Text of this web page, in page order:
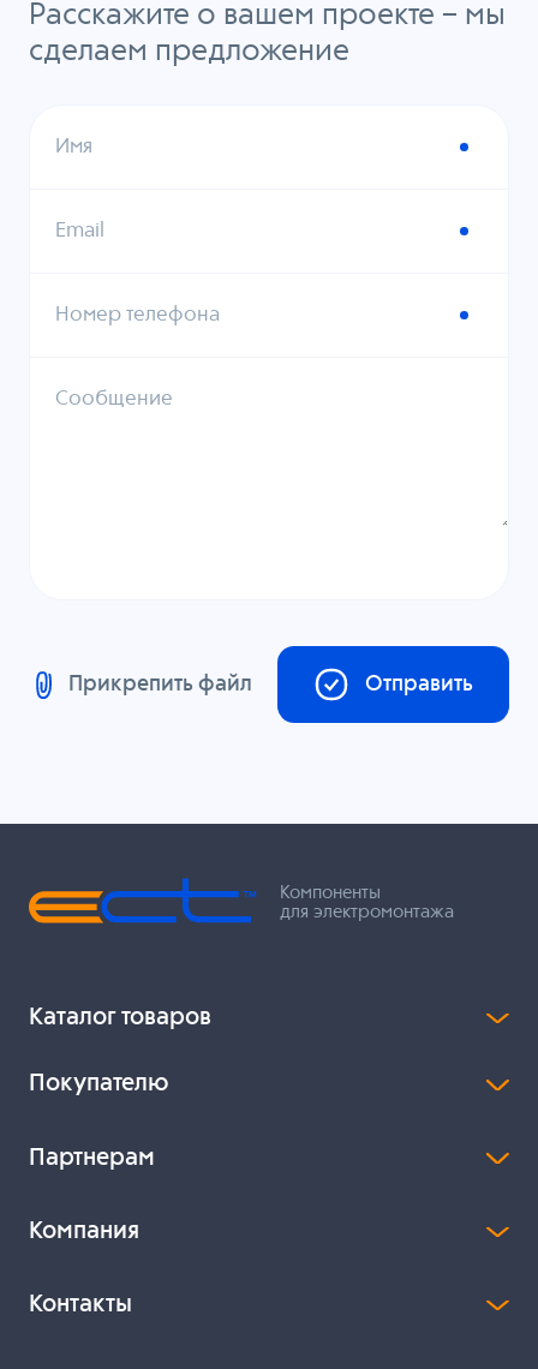
Расскажите о вашем проекте – мы
сделаем предложение
Имя
Email
Номер телефона
Сообщение
Прикрепить файл Отправить
Компоненты
для электромонтажа
Каталог товаров
Покупателю
Партнерам
Компания
Контакты